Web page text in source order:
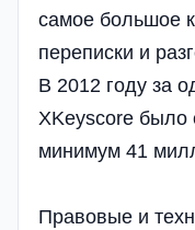
самое большое
переписки и
В 2012 году за
XKeyscore было
минимум 41
Правовые и